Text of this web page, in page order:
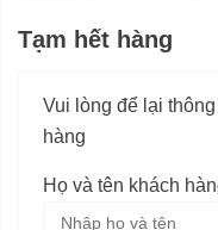
Tạm hết hàng
Vui lòng để lại
hàng
Họ và tên khách